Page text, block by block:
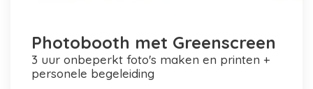
Photobooth met Greenscreen
3 uur onbeperkt foto's maken en printen +
personele begeleiding